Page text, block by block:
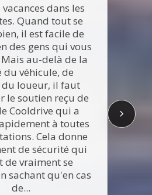
dans les
Quand tout se
il est facile de
des gens qui vous
au-delà de la
véhicule, de
du loueur, il faut
le soutien reçu de
Cooldrive qui a
à toutes
Cela donne
de sécurité qui
de vraiment se
sachant qu'en cas
de...